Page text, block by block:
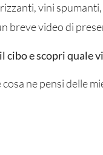
vini
breve video di
e scopri quale
ne pensi delle